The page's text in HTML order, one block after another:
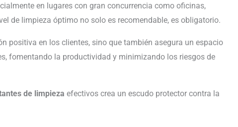
en lugares con gran concurrencia como oficinas,
de limpieza óptimo no solo es recomendable, es obligatorio.
positiva en los clientes, sino que también asegura un espacio
fomentando la productividad y minimizando los riesgos de
de limpieza efectivos crea un escudo protector contra la